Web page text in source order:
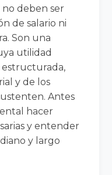
deben ser
de salario ni
Son una
utilidad
y de los
Antes
hacer
y entender
y largo